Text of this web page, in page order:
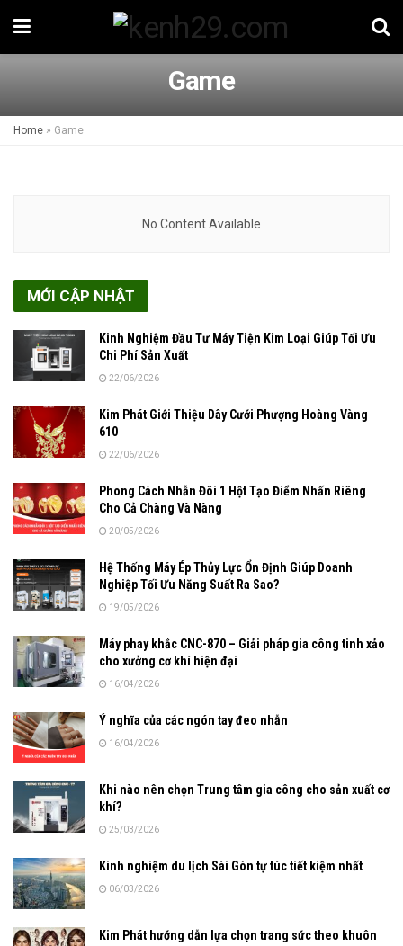
Game
Home » Game
No Content Available
MỚI CẬP NHẬT
Kinh Nghiệm Đầu Tư Máy Tiện Kim Loại Giúp Tối Ưu
Chi Phí Sản Xuất
22/06/2026
Kim Phát Giới Thiệu Dây Cưới Phượng Hoàng Vàng
610
22/06/2026
Phong Cách Nhẫn Đôi 1 Hột Tạo Điểm Nhấn Riêng
Cho Cả Chàng Và Nàng
20/05/2026
Hệ Thống Máy Ép Thủy Lực Ổn Định Giúp Doanh
Nghiệp Tối Ưu Năng Suất Ra Sao?
19/05/2026
Máy phay khắc CNC-870 – Giải pháp gia công tinh xảo
cho xưởng cơ khí hiện đại
16/04/2026
Ý nghĩa của các ngón tay đeo nhẫn
16/04/2026
Khi nào nên chọn Trung tâm gia công cho sản xuất cơ
khí?
25/03/2026
Kinh nghiệm du lịch Sài Gòn tự túc tiết kiệm nhất
06/03/2026
Kim Phát hướng dẫn lựa chọn trang sức theo khuôn